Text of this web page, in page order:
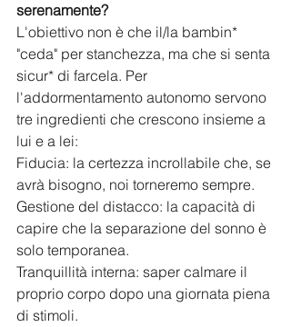
serenamente?
​L'obiettivo non è che il/la bambin*
"ceda" per stanchezza, ma che si senta
sicur* di farcela. Per
l'addormentamento autonomo servono
tre ingredienti che crescono insieme a
lui e a lei:
​Fiducia: la certezza incrollabile che, se
avrà bisogno, noi torneremo sempre.
​Gestione del distacco: la capacità di
capire che la separazione del sonno è
solo temporanea.
​Tranquillità interna: saper calmare il
proprio corpo dopo una giornata piena
di stimoli.